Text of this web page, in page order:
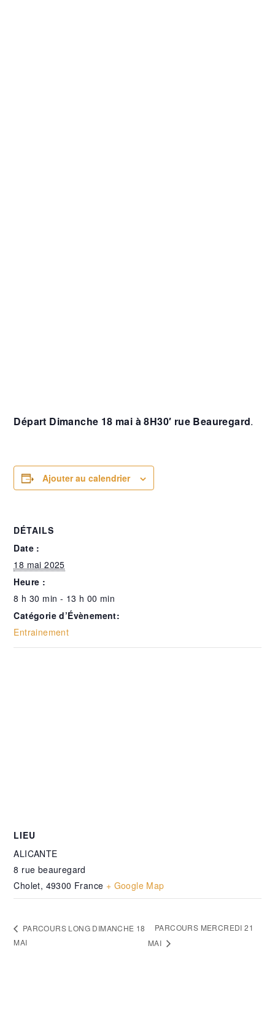
Départ Dimanche 18 mai à 8H30′ rue Beauregard.
Ajouter au calendrier
DÉTAILS
Date :
18 mai 2025
Heure :
8 h 30 min - 13 h 00 min
Catégorie d’Évènement:
Entrainement
LIEU
ALICANTE
8 rue beauregard
Cholet, 49300 France + Google Map
PARCOURS LONG DIMANCHE 18
MAI
PARCOURS MERCREDI 21
MAI